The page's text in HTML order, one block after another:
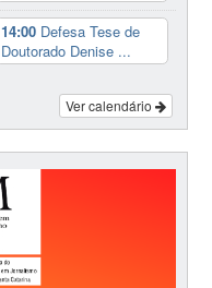
14:00 Defesa Tese de
Doutorado Denise ...
Ver calendário